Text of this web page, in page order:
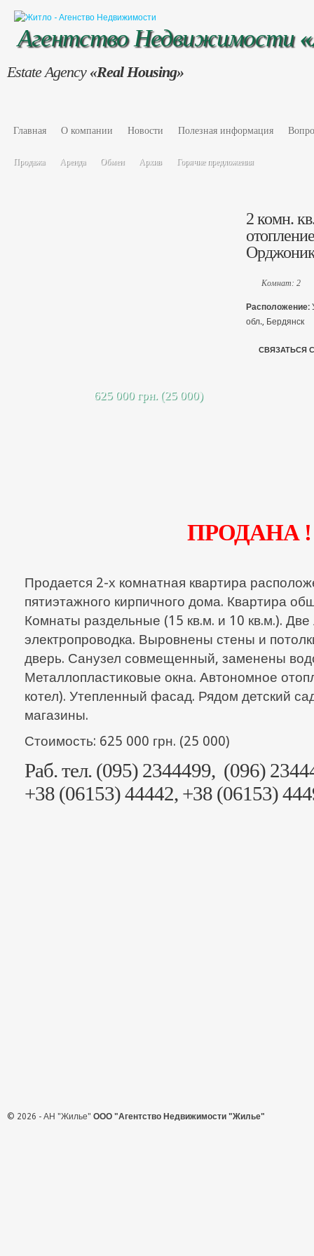
Агентство Недвижимости
Estate Agency «Real Housing»
Главная О компании Новости Полезная информация
Продажа Аренда Обмен Архив Горячие предложения
625 000 грн. (25 000)
2 комн.
Комнат: 2
Расположение:
обл., Бердянск
СВЯЗАТЬСЯ
ПРОДАНА !
Продается 2-х комнатная квартира
пятиэтажного кирпичного дома. Квартира
Комнаты раздельные (15 кв.м. и 10 кв.м.).
электропроводка. Выровнены стены и
дверь. Санузел совмещенный, заменены
Металлопластиковые окна. Автономное
котел). Утепленный фасад. Рядом детский
магазины.
Стоимость: 625 000 грн. (25 000)
Раб. тел. (095) 2344499, (096)
+38 (06153) 44442, +38 (06153)
© 2026 - АН "Жилье" ООО "Агентство Недвижимости "Жилье"